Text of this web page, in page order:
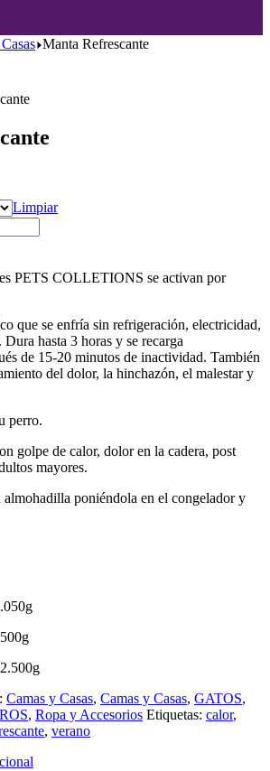
Manta Refrescante
Limpiar
PETS COLLETIONS se activan por
que se enfría sin refrigeración, electricidad,
hasta 3 horas y se recarga
de 15‐20 minutos de inactividad. También
del dolor, la hinchazón, el malestar y
perro.
golpe de calor, dolor en la cadera, post
mayores.
almohadilla poniéndola en el congelador y
Camas y Casas, Camas y Casas, GATOS,
, Ropa y Accesorios Etiquetas: calor,
, verano